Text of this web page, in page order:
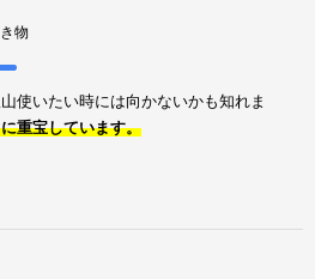
物
使いたい時には向かないかも知れま
重宝しています。